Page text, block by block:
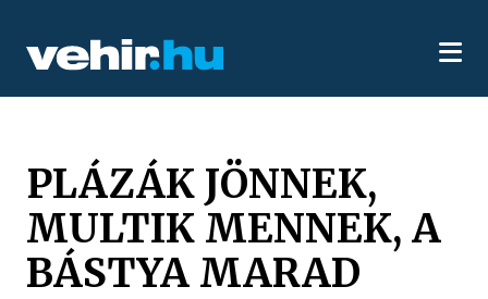
PLÁZÁK JÖNNEK,
MULTIK MENNEK, A
BÁSTYA MARAD